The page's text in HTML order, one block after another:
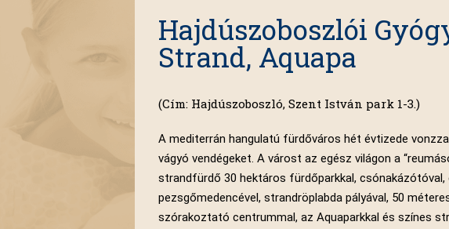
Hajdúszoboszlói
Strand, Aquapa
(Cím: Hajdúszoboszló, Szent István park 1-3.)
A mediterrán hangulatú fürdőváros hét évtizede
vágyó vendégeket. A várost az egész világon a
strandfürdő 30 hektáros fürdőparkkal, csónakázótóval,
pezsgőmedencével, strandröplabda pályával, 50
szórakoztató centrummal, az Aquaparkkal és színes